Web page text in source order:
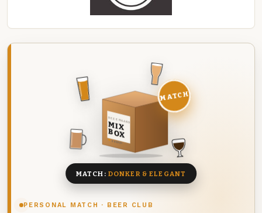
PERSONAL MATCH · BEER CLUB
DEZE MAAND
MIX
BOX
8 BIEREN
MATCH
MATCH: DONKER & ELEGANT